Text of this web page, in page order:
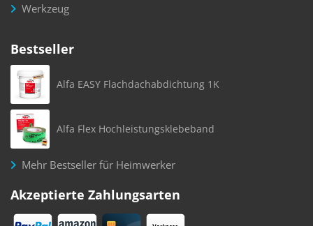
Werkzeug
Bestseller
Alfa EASY Flachdachabdichtung 1K
Alfa Flex Hochleistungsklebeband
Mehr Bestseller für Heimwerker
Akzeptierte Zahlungsarten